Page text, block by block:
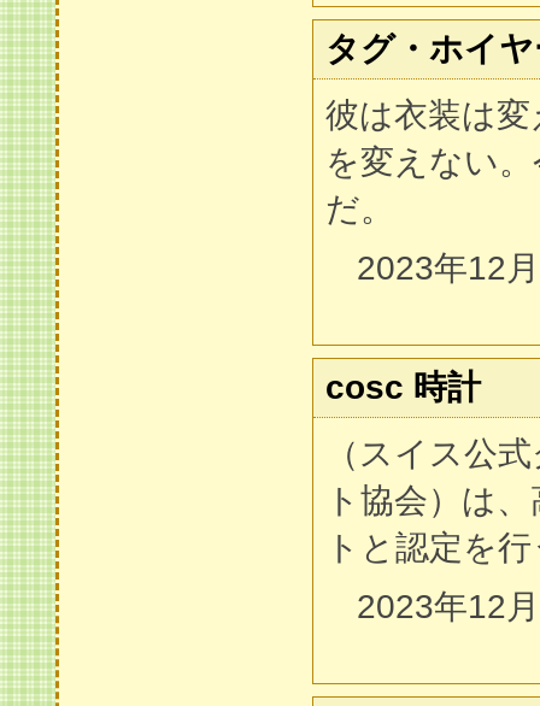
タグ・ホイ
彼は衣装は
を変えない
だ。
2023年12
cosc 時計
（スイス公
ト協会）は
トと認定を
2023年12